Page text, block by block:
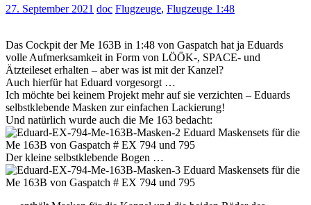
27. September 2021 doc Flugzeuge, Flugzeuge 1:48
Das Cockpit der Me 163B in 1:48 von Gaspatch hat ja Eduards
volle Aufmerksamkeit in Form von LÖÖK-, SPACE- und
Ätzteileset erhalten – aber was ist mit der Kanzel?
Auch hierfür hat Eduard vorgesorgt …
Ich möchte bei keinem Projekt mehr auf sie verzichten – Eduards
selbstklebende Masken zur einfachen Lackierung!
Und natürlich wurde auch die Me 163 bedacht:
Der kleine selbstklebende Bogen …